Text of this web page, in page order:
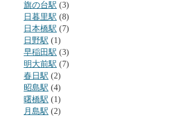
旗の台駅 (3)
日暮里駅 (8)
日本橋駅 (7)
日野駅 (1)
早稲田駅 (3)
明大前駅 (7)
春日駅 (2)
昭島駅 (4)
曙橋駅 (1)
月島駅 (2)